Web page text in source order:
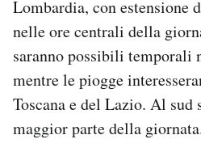
AREA PERSONALE
Area Personale
Newsletter
Lombardia, con estensione
nelle ore centrali della
saranno possibili temporali
mentre le piogge
Toscana e del Lazio. Al sud
maggior parte della